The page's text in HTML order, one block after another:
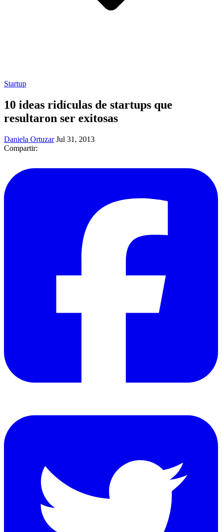
Startup
10 ideas ridículas de startups que
resultaron ser exitosas
Daniela Ortuzar Jul 31, 2013
Compartir: